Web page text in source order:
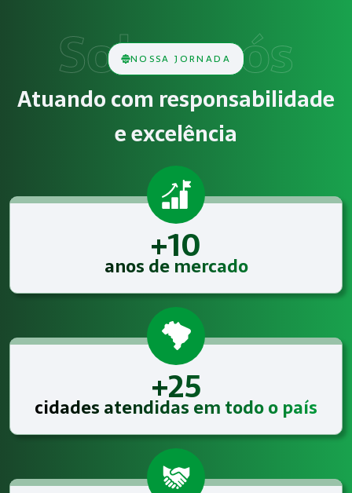
Obrigatoriedade legal
Empresas que exercem atividades com exposição a riscos
Atendimento especializado
A Megatrab - Engenharia de Segurança do Trabalho
NOSSA JORNADA
Atuando com responsabilidade
e excelência
+10
anos de mercado
+25
cidades atendidas em todo o país